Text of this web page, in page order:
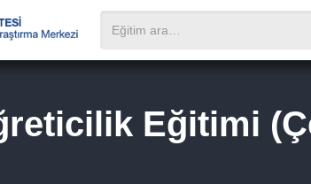
Eğitimi